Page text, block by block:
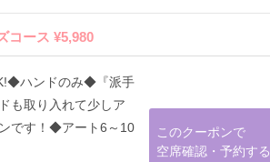
コース ¥5,980
ハンドのみ◆『派手
も取り入れて少しア
です！◆アート6～10
このクーポンで
空席確認・予約する